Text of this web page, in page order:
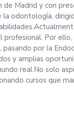
Madrid y con
odontología,
Por
por la
y amplias
real.No solo
cursos que